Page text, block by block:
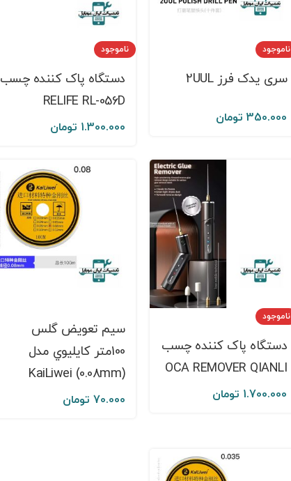
ناموجود
سری یدک فرز 2UUL
350.000 تومان
ناموجود
دستگاه پاک کننده چسب
RELIFE RL-056D
1.300.000 تومان
ناموجود
دستگاه پاک کننده چسب
OCA REMOVER QIANLI
1.700.000 تومان
سيم تعويض گلس
100متر کايليوي مدل
(KaiLiwei (0.08mm
70.000 تومان